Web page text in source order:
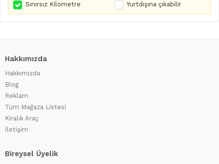
Sınırsız Kilometre Yurtdışına çıkabilir
Hakkımızda
Hakkımızda
Blog
Reklam
Tüm Mağaza Listesi
Kiralık Araç
İletişim
Bireysel Üyelik